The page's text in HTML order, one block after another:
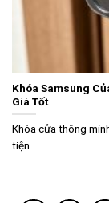
Khóa Samsung
Giá Tốt
Khóa cửa thông
tiện....